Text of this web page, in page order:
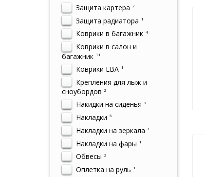
Защита картера 2
Защита радиатора 1
Коврики в багажник 4
Коврики в салон и
багажник 11
Коврики ЕВА 1
Крепления для лыж и
сноубордов 2
Накидки на сиденья 7
Накладки 5
Накладки на зеркала 1
Накладки на фары 1
Обвесы 2
Оплетка на руль 1